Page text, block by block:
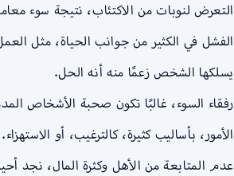
التعرض لنوبات من الاكتئاب، نتيجة سوء
الفشل في الكثير من جوانب الحياة، مثل
يسلكها الشخص زعمًا منه أنه الحل.
رفقاء السوء، غالبًا تكون صحبة الأشخاص
الأمور، بأساليب كثيرة، كالترغيب، أو الاستهزاء.
عدم المتابعة من الأهل وكثرة المال، نجد